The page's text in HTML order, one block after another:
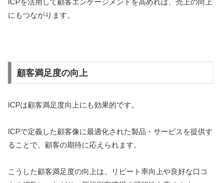
にもつながります。
顧客満足度の向上
ICPは顧客満足度向上にも効果的です。
ICPで定義した顧客像に最適化された製品・サービスを提供す
ることで、顧客の期待に応えられます。
こうした顧客満足度の向上は、リピート率向上や良好な口コ